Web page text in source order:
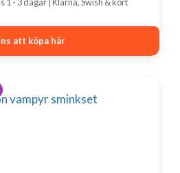
var:
1 - 3 dagar | Klarna, Swish & kort
att köpa här